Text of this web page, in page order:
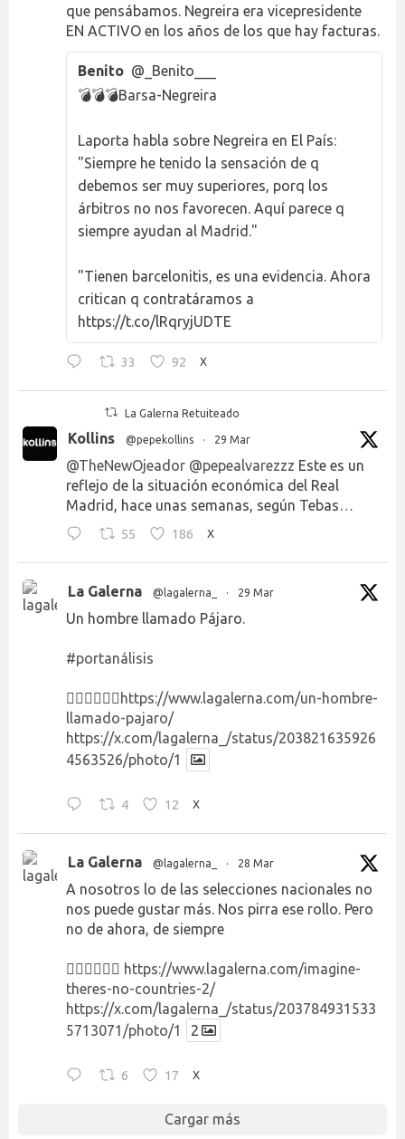
que pensábamos. Negreira era vicepresidente
EN ACTIVO en los años de los que hay facturas.
Benito @_Benito___
💣💣💣Barsa-Negreira
Laporta habla sobre Negreira en El País:
"Siempre he tenido la sensación de q
debemos ser muy superiores, porq los
árbitros no nos favorecen. Aquí parece q
siempre ayudan al Madrid."
"Tienen barcelonitis, es una evidencia. Ahora
critican q contratáramos a
https://t.co/lRqryjUDTE
33 92 X
La Galerna Retuiteado
Kollins @pepekollins · 29 Mar
@TheNewOjeador @pepealvarezzz Este es un
reflejo de la situación económica del Real
Madrid, hace unas semanas, según Tebas…
55 186 X
La Galerna @lagalerna_ · 29 Mar
Un hombre llamado Pájaro.
#portanálisis
👉🏻👉🏻👉🏻 https://www.lagalerna.com/un-hombre-
llamado-pajaro/
https://x.com/lagalerna_/status/203821635926
4563526/photo/1
4 12 X
La Galerna @lagalerna_ · 28 Mar
A nosotros lo de las selecciones nacionales no
nos puede gustar más. Nos pirra ese rollo. Pero
no de ahora, de siempre
👉🏻👉🏻👉🏻 https://www.lagalerna.com/imagine-
theres-no-countries-2/
https://x.com/lagalerna_/status/203784931533
5713071/photo/1
2
6 17 X
Cargar más